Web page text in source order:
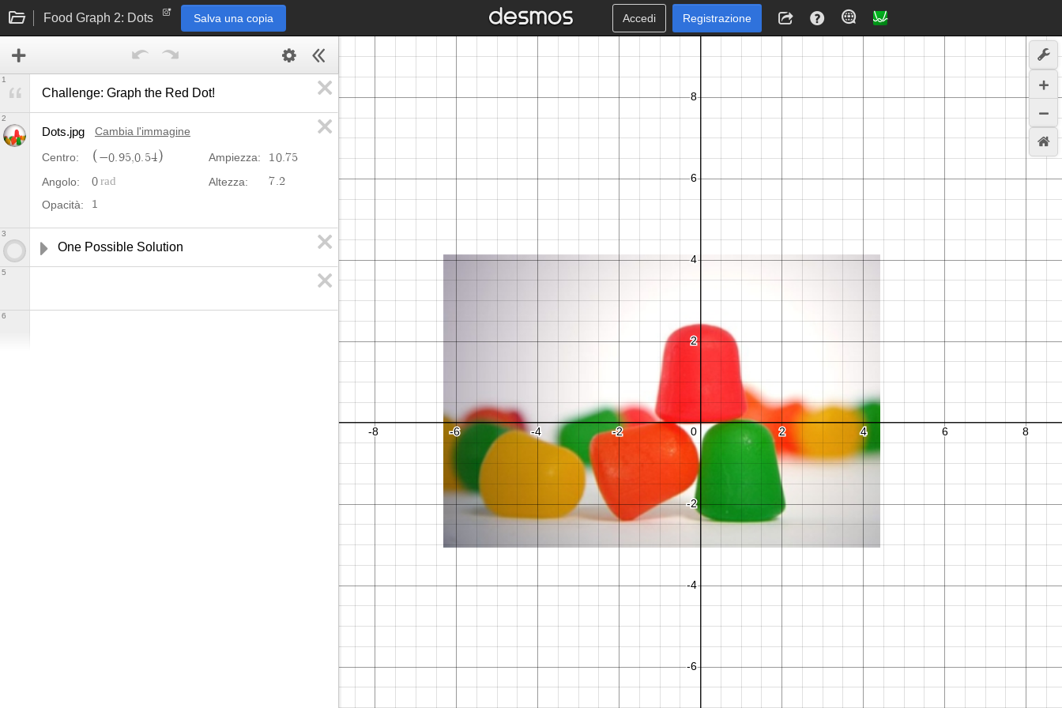
Food Graph 2: Dots Salva una copia Accedi Registrazione
Challenge: Graph the Red Dot!
1
Dots.jpg Cambia l'immagine
Centro: −0 95 ,0 54 Ampiezza: 1 0. 75
Angolo:
0 Altezza: 7.2
Opacità:
1
2
One Possible Solution
3
5
6